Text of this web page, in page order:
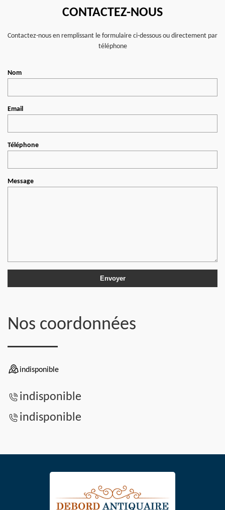
CONTACTEZ-NOUS
Contactez-nous en remplissant le formulaire ci-dessous ou directement par
téléphone
Nom
Email
Téléphone
Message
Nos coordonnées
indisponible
indisponible
indisponible